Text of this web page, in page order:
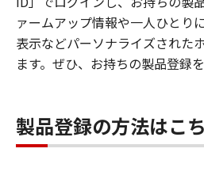
ァームアップ情報や一人ひとり
表示などパーソナライズされた
ます。ぜひ、お持ちの製品登録
製品登録の方法はこ